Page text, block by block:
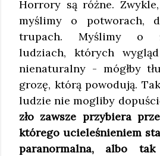
Horrory są różne.
myślimy o potworach,
trupach. Myślimy o
ludziach, których
nienaturalny - mógłby
grozę, którą powodują.
ludzie nie mogliby
zło zawsze przybiera
którego ucieleśnieniem
paranormalna, albo